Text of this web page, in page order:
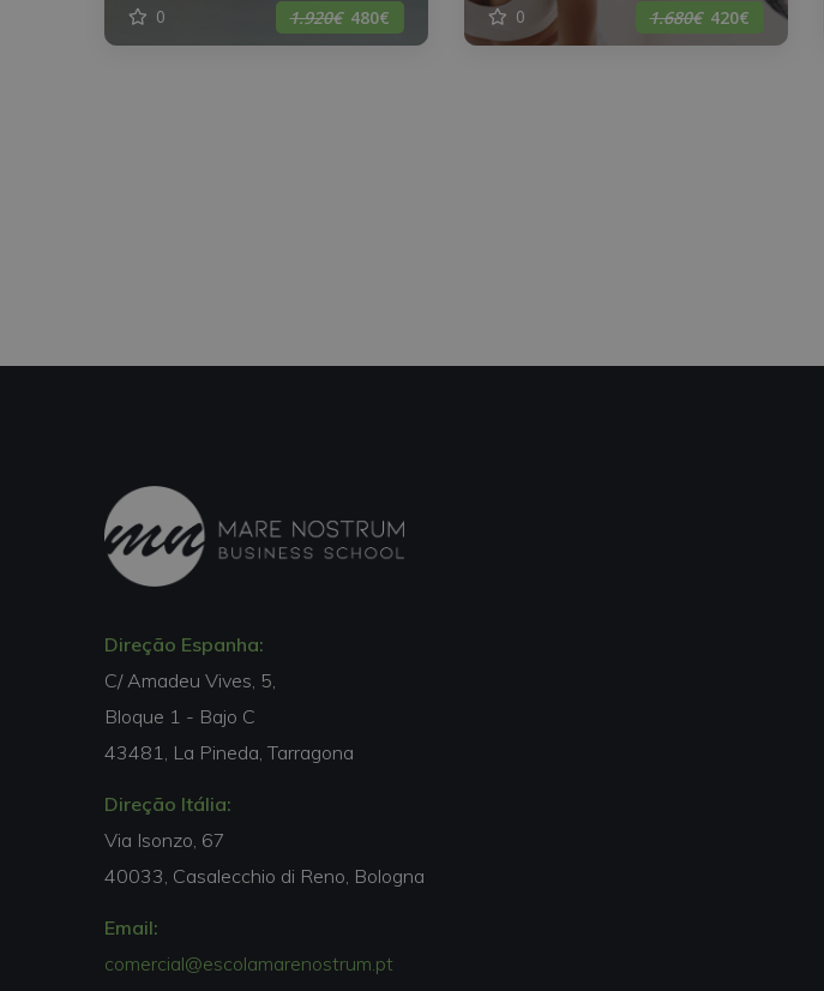
0 1.920€ 480€ 0 1.680€ 420€
Direção Espanha:
C/ Amadeu Vives, 5,
Bloque 1 - Bajo C
43481, La Pineda, Tarragona
Direção Itália:
Via Isonzo, 67
40033, Casalecchio di Reno, Bologna
Email:
comercial@escolamarenostrum.pt